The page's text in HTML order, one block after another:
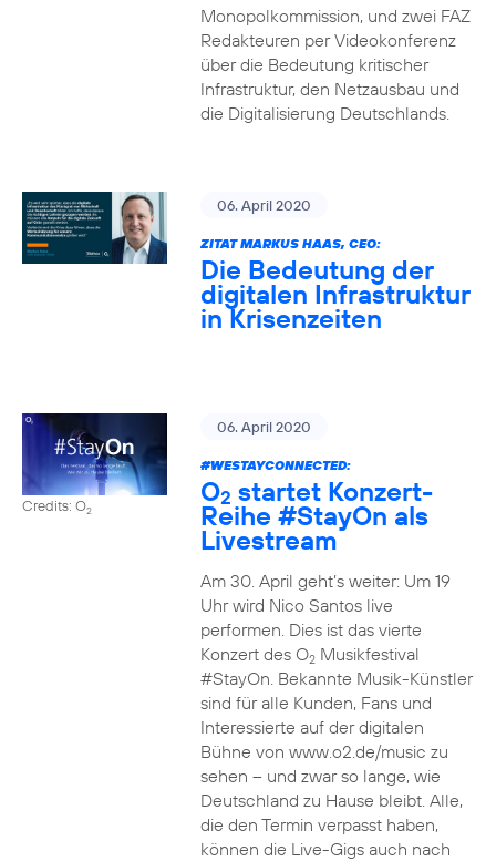
Monopolkommission, und zwei FAZ
Redakteuren per Videokonferenz
über die Bedeutung kritischer
Infrastruktur, den Netzausbau und
die Digitalisierung Deutschlands.
06. April 2020
ZITAT MARKUS HAAS, CEO:
Die Bedeutung der
digitalen Infrastruktur
in Krisenzeiten
Credits: O2
06. April 2020
#WESTAYCONNECTED:
O2 startet Konzert-
Reihe #StayOn als
Livestream
Am 30. April geht’s weiter: Um 19
Uhr wird Nico Santos live
performen. Dies ist das vierte
Konzert des O2Musikfestival
#StayOn. Bekannte Musik-Künstler
sind für alle Kunden, Fans und
Interessierte auf der digitalen
Bühne von www.o2.de/music zu
sehen – und zwar so lange, wie
Deutschland zu Hause bleibt. Alle,
die den Termin verpasst haben,
können die Live-Gigs auch nach